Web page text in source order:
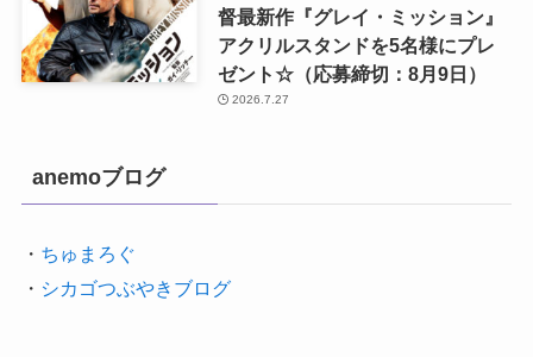
督最新作『グレイ・ミッション』
アクリルスタンドを5名様にプレ
ゼント☆（応募締切：8月9日）
2026.7.27
anemoブログ
・ ちゅまろぐ
・ シカゴつぶやきブログ